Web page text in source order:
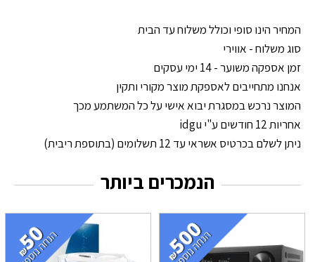
המחיר הינו סופי וכולל משלוח עד הבית
סוג משלוח - אווירי
זמן אספקה משוער - 14 ימי עסקים
אנחנו מתחייבים לאספקת מוצר מקורי ותקין
המוצר נרכש במסגרת יבוא אישי על כל המשתמע מכך
אחריות 12 חודשים ע"י idgu
ניתן לשלם בכרטיס אשראי עד 12 תשלומים (בתוספת ריבית)
הנמכרים ביותר